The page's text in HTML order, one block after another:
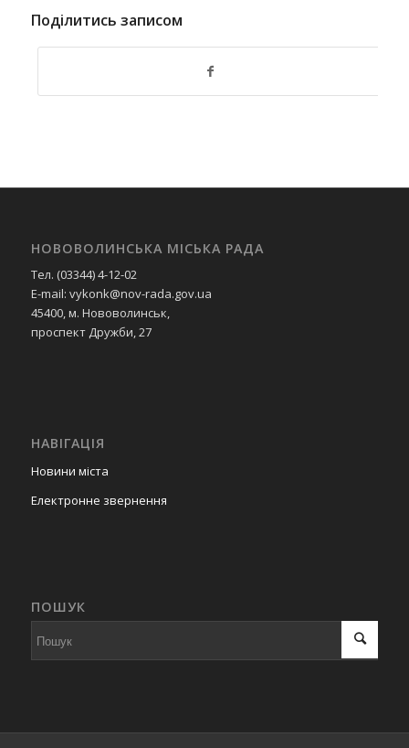
Поділитись записом
НОВОВОЛИНСЬКА МІСЬКА РАДА
Тел. (03344) 4-12-02
E-mail: vykonk@nov-rada.gov.ua
45400, м. Нововолинськ,
проспект Дружби, 27
НАВІГАЦІЯ
Новини міста
Електронне звернення
ПОШУК